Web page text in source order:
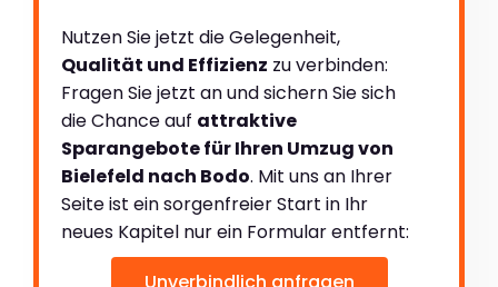
Nutzen Sie jetzt die Gelegenheit,
Qualität und Effizienz zu verbinden:
Fragen Sie jetzt an und sichern Sie sich
die Chance auf attraktive
Sparangebote für Ihren Umzug von
Bielefeld nach Bodo. Mit uns an Ihrer
Seite ist ein sorgenfreier Start in Ihr
neues Kapitel nur ein Formular entfernt: